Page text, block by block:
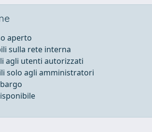
aperto
sulla rete interna
agli utenti autorizzati
solo agli amministratori